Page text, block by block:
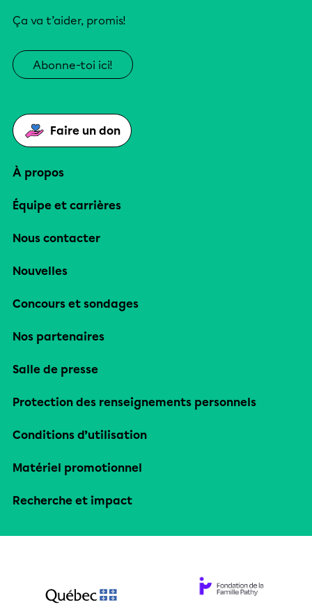
Ça va t’aider, promis!
Abonne-toi ici!
Faire un don
À propos
Équipe et carrières
Nous contacter
Nouvelles
Concours et sondages
Nos partenaires
Salle de presse
Protection des renseignements personnels
Conditions d’utilisation
Matériel promotionnel
Recherche et impact